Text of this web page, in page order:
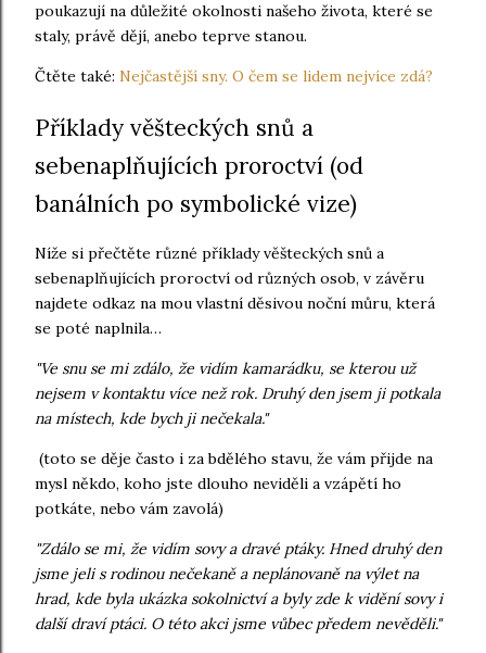
poukazují na důležité okolnosti našeho života, které se
staly, právě dějí, anebo teprve stanou.
Čtěte také: Nejčastější sny. O čem se lidem nejvíce zdá?
Příklady věšteckých snů a
sebenaplňujících proroctví (od
banálních po symbolické vize)
Níže si přečtěte různé příklady věšteckých snů a
sebenaplňujících proroctví od různých osob, v závěru
najdete odkaz na mou vlastní děsivou noční můru, která
se poté naplnila…
"Ve snu se mi zdálo, že vidím kamarádku, se kterou už
nejsem v kontaktu více než rok. Druhý den jsem ji potkala
na místech, kde bych ji nečekala."
(toto se děje často i za bdělého stavu, že vám přijde na
mysl někdo, koho jste dlouho neviděli a vzápětí ho
potkáte, nebo vám zavolá)
"Zdálo se mi, že vidím sovy a dravé ptáky. Hned druhý den
jsme jeli s rodinou nečekaně a neplánovaně na výlet na
hrad, kde byla ukázka sokolnictví a byly zde k vidění sovy i
další draví ptáci. O této akci jsme vůbec předem nevěděli."